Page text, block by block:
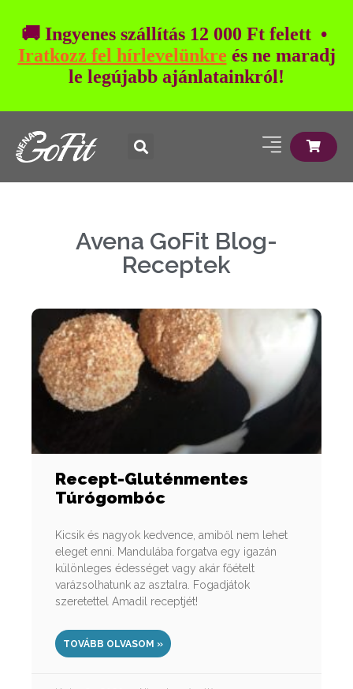
🚚 Ingyenes szállítás 12 000 Ft felett •
Iratkozz fel hírlevelünkre és ne maradj
le legújabb ajánlatainkról!
Avena GoFit Blog-
Receptek
Recept-Gluténmentes
Túrógombóc
Kicsik és nagyok kedvence, amiből nem lehet
eleget enni. Mandulába forgatva egy igazán
különleges édességet vagy akár főételt
varázsolhatunk az asztalra. Fogadjátok
szeretettel Amadil receptjét!
TOVÁBB OLVASOM »